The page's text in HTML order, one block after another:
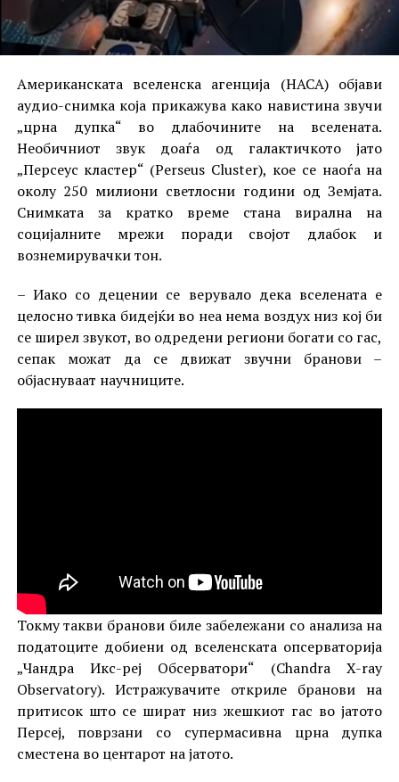
Американската вселенска агенција (НАСА) објави
аудио-снимка која прикажува како навистина звучи
„црна дупка“ во длабочините на вселената.
Необичниот звук доаѓа од галактичкото јато
„Персеус кластер“ (Perseus Cluster), кое се наоѓа на
околу 250 милиони светлосни години од Земјата.
Снимката за кратко време стана вирална на
социјалните мрежи поради својот длабок и
вознемирувачки тон.
– Иако со децении се верувало дека вселената е
целосно тивка бидејќи во неа нема воздух низ кој би
се ширел звукот, во одредени региони богати со гас,
сепак можат да се движат звучни бранови –
објаснуваат научниците.
Токму такви бранови биле забележани со анализа на
податоците добиени од вселенската опсерваторија
„Чандра Икс-реј Обсерватори“ (Chandra X-ray
Observatory). Истражувачите откриле бранови на
притисок што се шират низ жешкиот гас во јатото
Персеј, поврзани со супермасивна црна дупка
сместена во центарот на јатото.